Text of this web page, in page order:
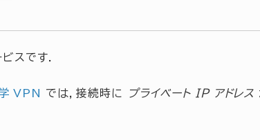
スです．
VPN では，接続時に プライベート IP アドレス